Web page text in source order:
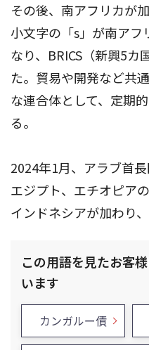
その後、南アフリカが
小文字の「s」が南アフ
なり、BRICS（新興5カ
た。貿易や開発など共
な連合体として、定期
る。
2024年1月、アラブ首長
エジプト、エチオピア
インドネシアが加わり
この用語を見たお客
います
カンガルー債